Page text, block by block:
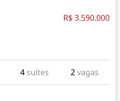
R$ 3.590.000
4 suítes 2vagas